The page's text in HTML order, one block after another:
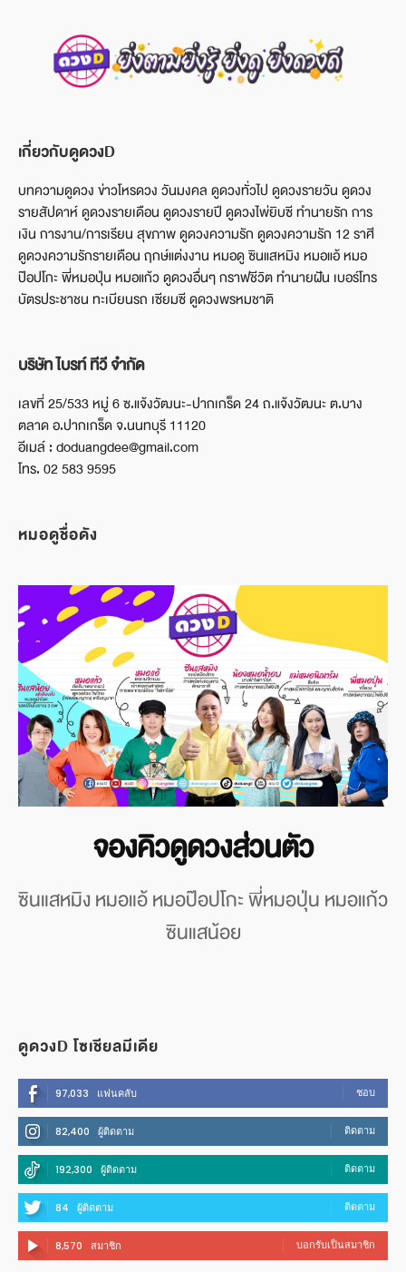
เกี่ยวกับดูดวงD
บทความดูดวง ข่าวโหรดวง วันมงคล ดูดวงทั่วไป ดูดวงรายวัน ดูดวง
รายสัปดาห์ ดูดวงรายเดือน ดูดวงรายปี ดูดวงไพ่ยิบซี ทำนายรัก การ
เงิน การงาน/การเรียน สุขภาพ ดูดวงความรัก ดูดวงความรัก 12 ราศี
ดูดวงความรักรายเดือน ฤกษ์แต่งงาน หมอดู ซินแสหมิง หมอแอ้ หมอ
ป๊อปโกะ พี่หมอปุ่น หมอแก้ว ดูดวงอื่นๆ กราฟชีวิต ทำนายฝัน เบอร์โทร
บัตรประชาชน ทะเบียนรถ เซียมซี ดูดวงพรหมชาติ
บริษัท ไบรท์ ทีวี จำกัด
เลขที่ 25/533 หมู่ 6 ซ.แจ้งวัฒนะ-ปากเกร็ด 24 ถ.แจ้งวัฒนะ ต.บาง
ตลาด อ.ปากเกร็ด จ.นนทบุรี 11120
อีเมล์ : doduangdee@gmail.com
โทร. 02 583 9595
หมอดูชื่อดัง
จองคิวดูดวงส่วนตัว
ซินแสหมิง หมอแอ้ หมอป๊อปโกะ พี่หมอปุ่น หมอแก้ว
ซินแสน้อย
ดูดวงD โซเชียลมีเดีย
97,033 แฟนคลับ ชอบ
82,400 ผู้ติดตาม ติดตาม
192,300 ผู้ติดตาม ติดตาม
84 ผู้ติดตาม ติดตาม
8,570 สมาชิก บอกรับเป็นสมาชิก